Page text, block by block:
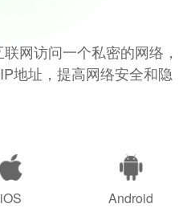
网访问一个私密的网络，
地址，提高网络安全和隐
iOS Android